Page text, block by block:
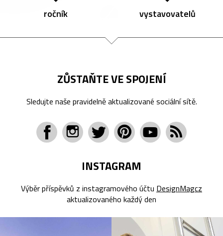
ročník vystavovatelů
ZŮSTAŇTE VE SPOJENÍ
Sledujte naše pravidelně aktualizované sociální sítě.
INSTAGRAM
Výběr příspěvků z instagramového účtu DesignMagcz
aktualizovaného každý den